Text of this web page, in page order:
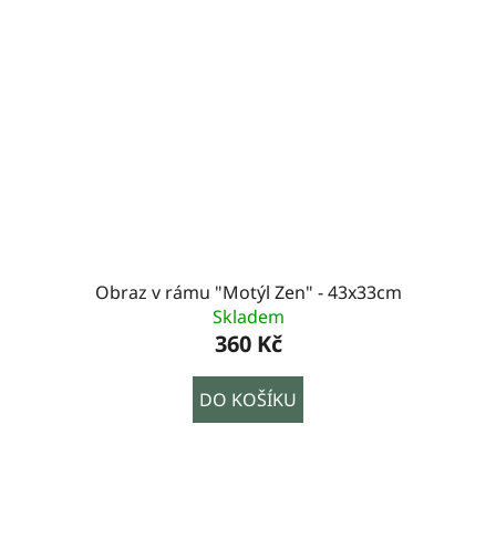
Obraz v rámu "Motýl Zen" - 43x33cm
Skladem
360 Kč
DO KOŠÍKU